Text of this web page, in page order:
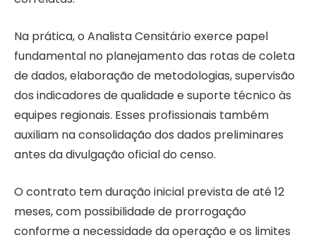
Na prática, o Analista Censitário exerce papel
fundamental no planejamento das rotas de coleta
de dados, elaboração de metodologias, supervisão
dos indicadores de qualidade e suporte técnico às
equipes regionais. Esses profissionais também
auxiliam na consolidação dos dados preliminares
antes da divulgação oficial do censo.
O contrato tem duração inicial prevista de até 12
meses, com possibilidade de prorrogação
conforme a necessidade da operação e os limites